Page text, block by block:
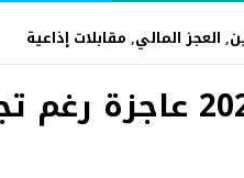
, العجز المالي, مقابلات إذاعية
موازنة 2025